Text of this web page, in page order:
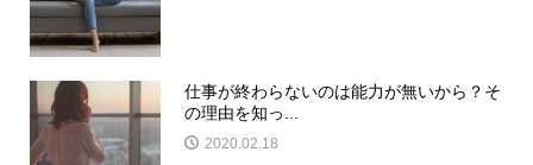
仕事が終わらないのは能力が無いから？そ
の理由を知っ...
2020.02.18